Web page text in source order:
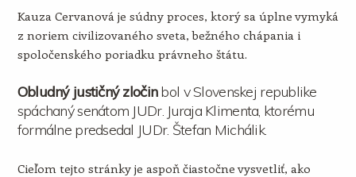
Kauza Cervanová je súdny proces, ktorý sa úplne vymyká
z noriem civilizovaného sveta, bežného chápania i
spoločenského poriadku právneho štátu.
Obludný justičný zločinbol v Slovenskej republike
spáchaný senátom JUDr. Juraja Klimenta, ktorému
formálne predsedal JUDr. Štefan Michálik.
Cieľom tejto stránky je aspoň čiastočne vysvetliť, ako